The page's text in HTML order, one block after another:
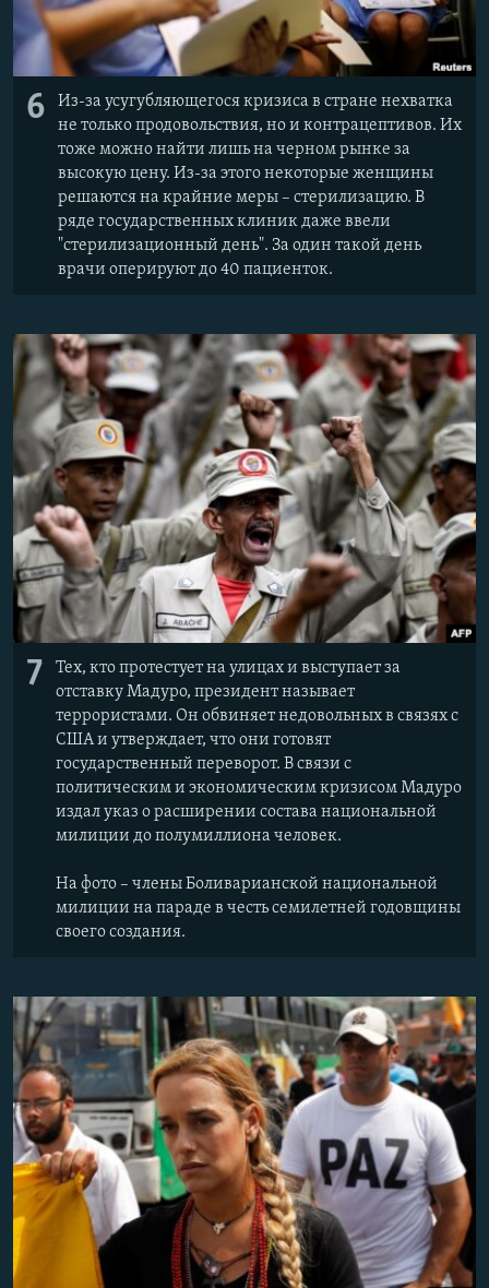
6
Из-за усугубляющегося кризиса в стране нехватка
не только продовольствия, но и контрацептивов. Их
тоже можно найти лишь на черном рынке за
высокую цену. Из-за этого некоторые женщины
решаются на крайние меры – стерилизацию. В
ряде государственных клиник даже ввели
"стерилизационный день". За один такой день
врачи оперируют до 40 пациенток.
7
Тех, кто протестует на улицах и выступает за
отставку Мадуро, президент называет
террористами. Он обвиняет недовольных в связях с
США и утверждает, что они готовят
государственный переворот. В связи с
политическим и экономическим кризисом Мадуро
издал указ о расширении состава национальной
милиции до полумиллиона человек.
На фото – члены Боливарианской национальной
милиции на параде в честь семилетней годовщины
своего создания.